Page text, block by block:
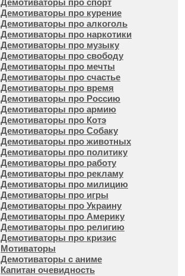
Демотиваторы про спорт
Демотиваторы про курение
Демотиваторы про алкоголь
Демотиваторы про наркотики
Демотиваторы про музыку
Демотиваторы про свободу
Демотиваторы про мечты
Демотиваторы про счастье
Демотиваторы про время
Демотиваторы про Россию
Демотиваторы про армию
Демотиваторы про Котэ
Демотиваторы про Собаку
Демотиваторы про животных
Демотиваторы про политику
Демотиваторы про работу
Демотиваторы про рекламу
Демотиваторы про милицию
Демотиваторы про игры
Демотиваторы про Украину
Демотиваторы про Америку
Демотиваторы про религию
Демотиваторы про кризис
Мотиваторы
Демотиваторы с аниме
Капитан очевидность